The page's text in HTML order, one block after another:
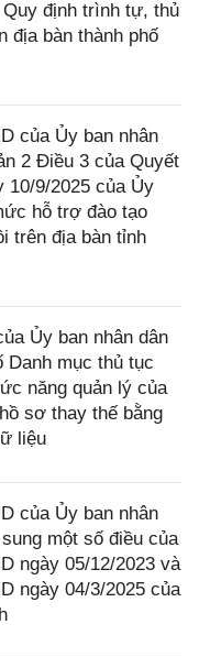
Quy định trình tự, thủ
địa bàn thành phố
của Ủy ban nhân
2 Điều 3 của Quyết
10/9/2025 của Ủy
hỗ trợ đào tạo
trên địa bàn tỉnh
Ủy ban nhân dân
Danh mục thủ tục
năng quản lý của
sơ thay thế bằng
liệu
của Ủy ban nhân
một số điều của
ngày 05/12/2023 và
ngày 04/3/2025 của